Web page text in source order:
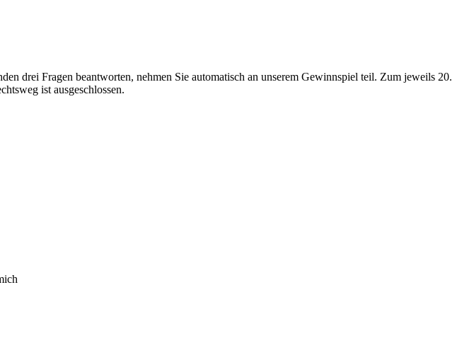
drei Fragen beantworten, nehmen Sie automatisch an unserem Gewinnspiel teil. Zum jeweils 20.
ist ausgeschlossen.